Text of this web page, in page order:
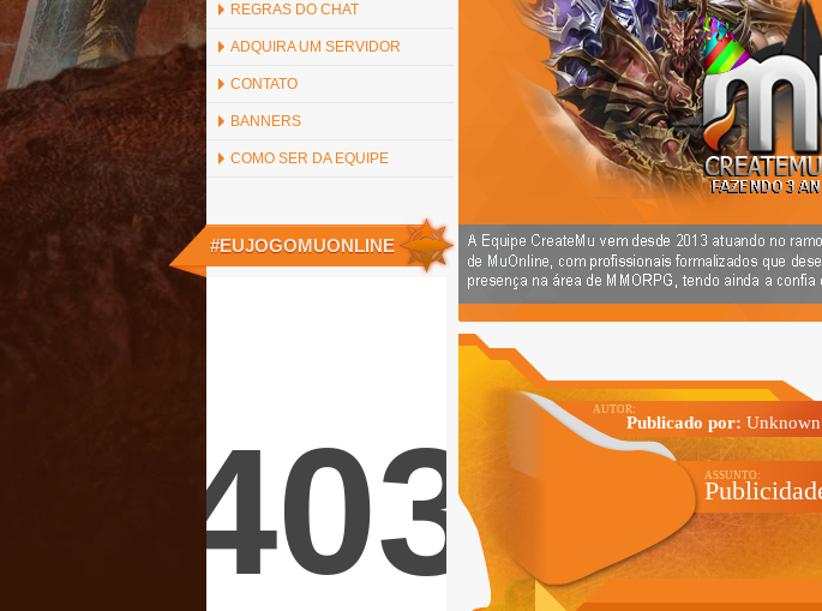
REGRAS DO CHAT
ADQUIRA UM SERVIDOR
CONTATO
BANNERS
COMO SER DA EQUIPE
#EUJOGOMUONLINE
Publicado por: Unknown